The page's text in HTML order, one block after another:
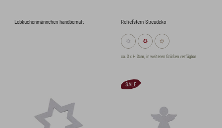
Lebkuchenmännchen handbemalt Reliefstern Streudeko
ca. 3 x H 3cm, in weiteren Größen verfügbar
SALE